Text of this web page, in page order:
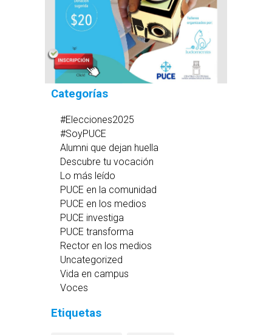
Categorías
#Elecciones2025
#SoyPUCE
Alumni que dejan huella
Descubre tu vocación
Lo más leído
PUCE en la comunidad
PUCE en los medios
PUCE investiga
PUCE transforma
Rector en los medios
Uncategorized
Vida en campus
Voces
Etiquetas